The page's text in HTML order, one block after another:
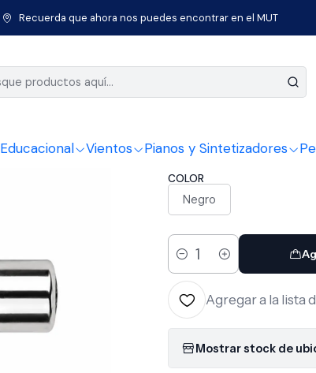
Educacional Vientos Pianos y Sintetizadores
Recuerda que ahora nos puedes encontrar en el MUT
Cables Conectores Adaptador Rca-Miniplug Kirlin 2604
|
COLOR
Negro
Cantidad
Agregar a la lista
Mostrar stock de